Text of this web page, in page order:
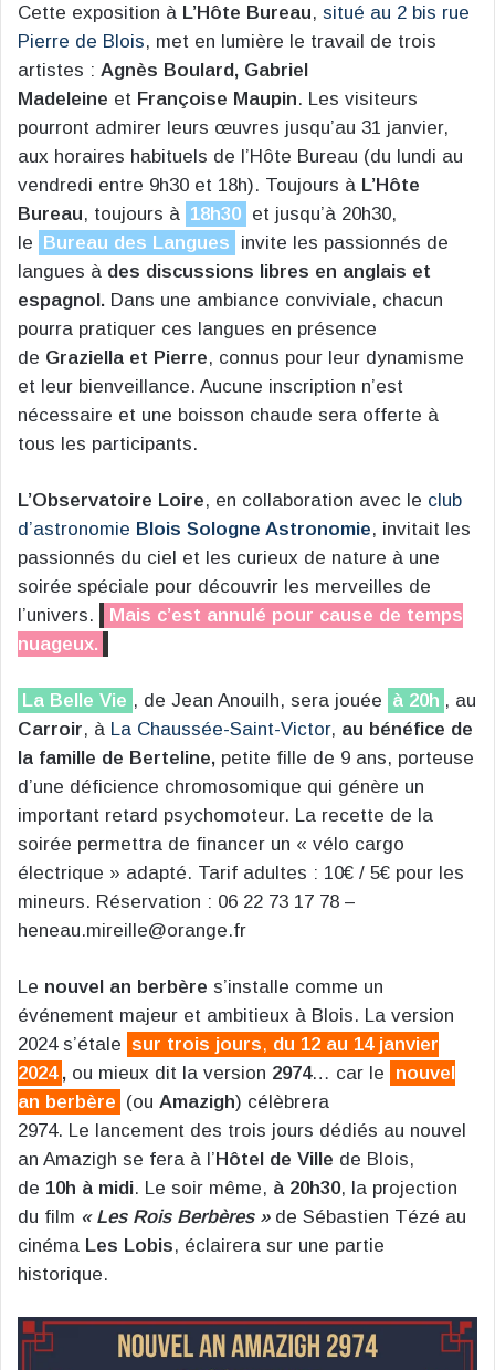
Cette exposition à L’Hôte Bureau, situé au 2 bis rue
Pierre de Blois, met en lumière le travail de trois
artistes : Agnès Boulard, Gabriel
Madeleine et Françoise Maupin. Les visiteurs
pourront admirer leurs œuvres jusqu’au 31 janvier,
aux horaires habituels de l’Hôte Bureau (du lundi au
vendredi entre 9h30 et 18h). Toujours à L’Hôte
Bureau, toujours à 18h30 et jusqu’à 20h30,
le Bureau des Langues
invite les passionnés de
langues à des discussions libres en anglais et
espagnol. Dans une ambiance conviviale, chacun
pourra pratiquer ces langues en présence
de Graziella et Pierre, connus pour leur dynamisme
et leur bienveillance. Aucune inscription n’est
nécessaire et une boisson chaude sera offerte à
tous les participants.
L’Observatoire Loire, en collaboration avec le club
d’astronomie Blois Sologne Astronomie, invitait les
passionnés du ciel et les curieux de nature à une
soirée spéciale pour découvrir les merveilles de
l’univers.
Mais c’est annulé pour cause de temps
nuageux.
La Belle Vie , de Jean Anouilh, sera jouée à 20h , au
Carroir, à La Chaussée-Saint-Victor, au bénéfice de
la famille de Berteline, petite fille de 9 ans, porteuse
d’une déficience chromosomique qui génère un
important retard psychomoteur. La recette de la
soirée permettra de financer un « vélo cargo
électrique » adapté. Tarif adultes : 10€ / 5€ pour les
mineurs. Réservation : 06 22 73 17 78 –
heneau.mireille@orange.fr
Le nouvel an berbère s’installe comme un
événement majeur et ambitieux à Blois. La version
2024 s’étale sur trois jours, du 12 au 14 janvier
2024 , ou mieux dit la version 2974… car le
nouvel
an berbère (ouAmazigh) célèbrera
2974. Le lancement des trois jours dédiés au nouvel
an Amazigh se fera à l’Hôtel de Ville de Blois,
de 10h à midi. Le soir même, à 20h30, la projection
du film « Les Rois Berbères »de Sébastien Tézé au
cinéma Les Lobis, éclairera sur une partie
historique.